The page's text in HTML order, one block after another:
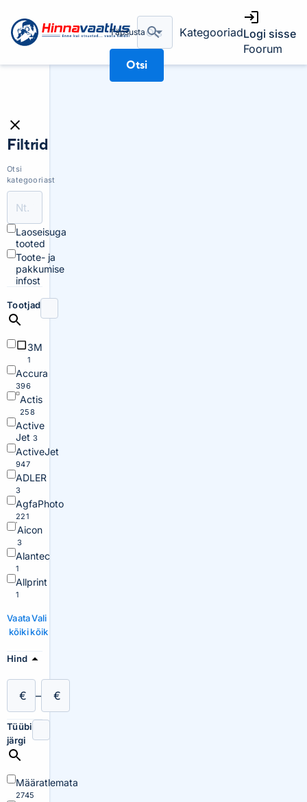
Täpsusta
Otsi
KategooriadLogi sisse
Foorum
Filtrid
Otsi
kategooriast
Laoseisuga
tooted
Toote- ja
pakkumise
infost
Tootjad
3M
1
Accura
396
Actis
258
Active
Jet 3
ActiveJet
947
ADLER
3
AgfaPhoto
221
Aicon
3
Alantec
1
Allprint
1
Vaata
kõiki
Vali
kõik
Hind
€ – €
Tüübi
järgi
Määratlemata
2745